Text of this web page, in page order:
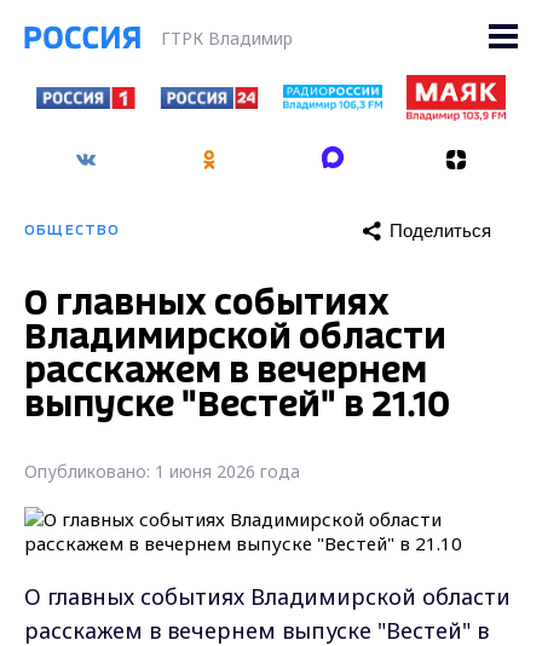
ГТРК Владимир
ОБЩЕСТВО Поделиться
О главных событиях
Владимирской области
расскажем в вечернем
выпуске "Вестей" в 21.10
Опубликовано: 1 июня 2026 года
О главных событиях Владимирской области
расскажем в вечернем выпуске "Вестей" в